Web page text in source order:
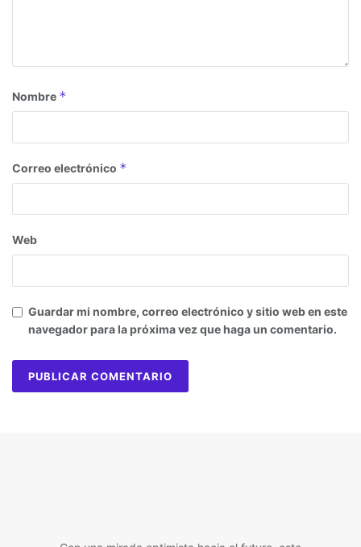
Nombre *
Correo electrónico *
Web
Guardar mi nombre, correo electrónico y sitio web en este
navegador para la próxima vez que haga un comentario.